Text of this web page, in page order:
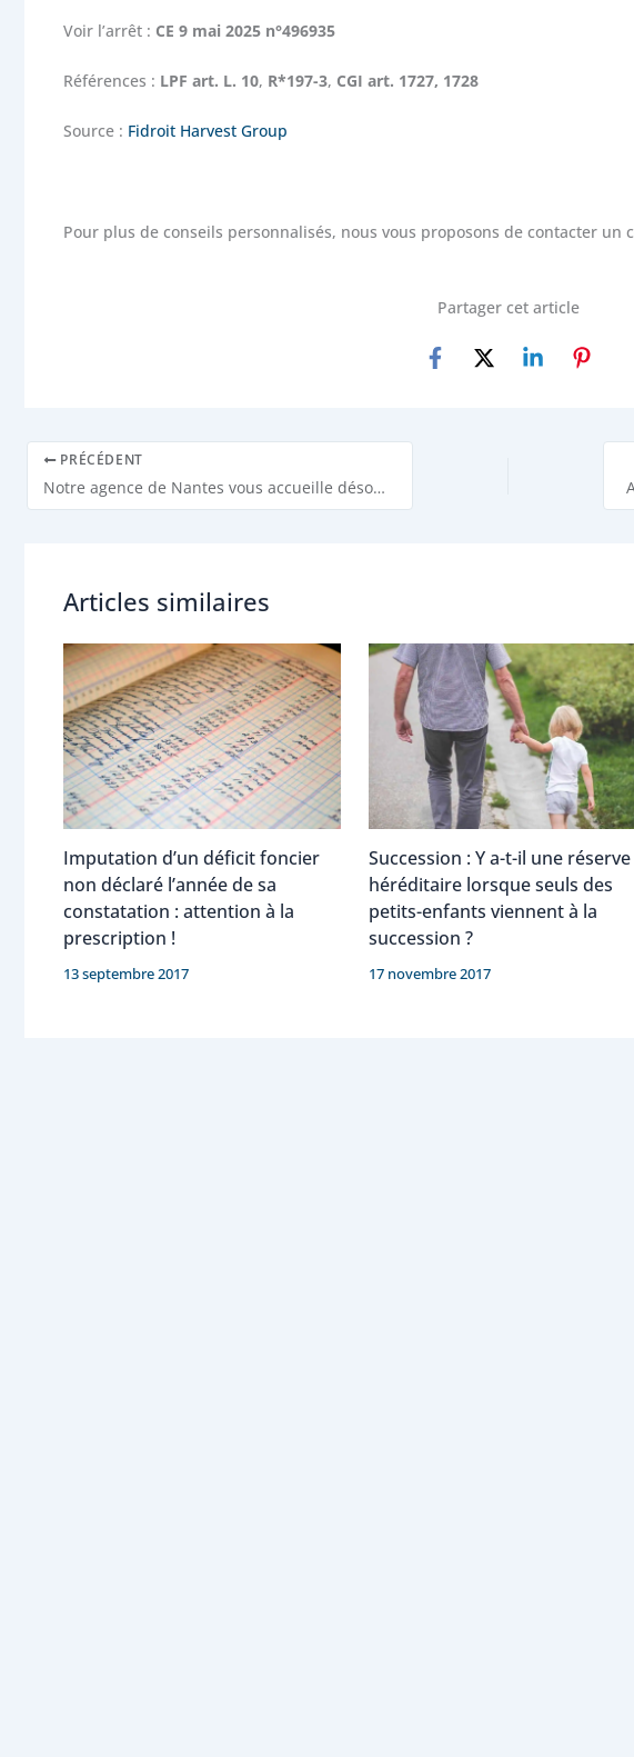
Voir l’arrêt : CE 9 mai 2025 n°496935
Références : LPF art. L. 10, R*197-3, CGI art. 1727, 1728
Source : Fidroit Harvest Group
Pour plus de conseils personnalisés, nous vous proposons de contacter un
Partager cet article
PRÉCÉDENT
Notre agence de Nantes vous accueille désormais 6 bis rue Voltaire !
Articles similaires
Imputation d’un déficit foncier
non déclaré l’année de sa
constatation : attention à la
prescription !
13 septembre 2017
Succession : Y a-t-il une réserve
héréditaire lorsque seuls des
petits-enfants viennent à la
succession ?
17 novembre 2017